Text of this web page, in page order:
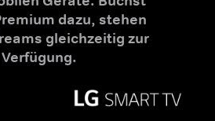
dazu, stehen
gleichzeitig zur
Verfügung.